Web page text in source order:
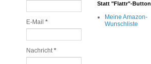
E-Mail *
Nachricht*
Statt "Flattr"-Button
Meine Amazon-
Wunschliste